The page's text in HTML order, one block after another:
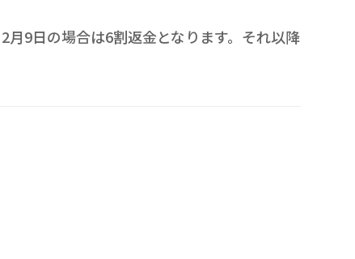
9日の場合は6割返金となります。それ以降